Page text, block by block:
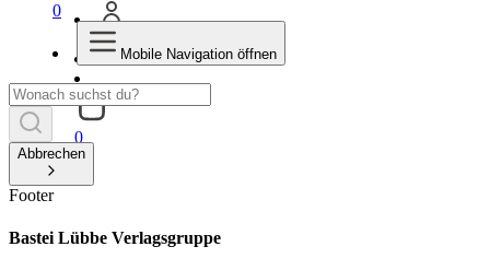
0
0
Mobile Navigation öffnen
Abbrechen
Footer
Bastei Lübbe Verlagsgruppe